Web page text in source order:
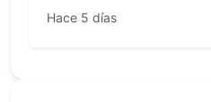
Hace 5 días